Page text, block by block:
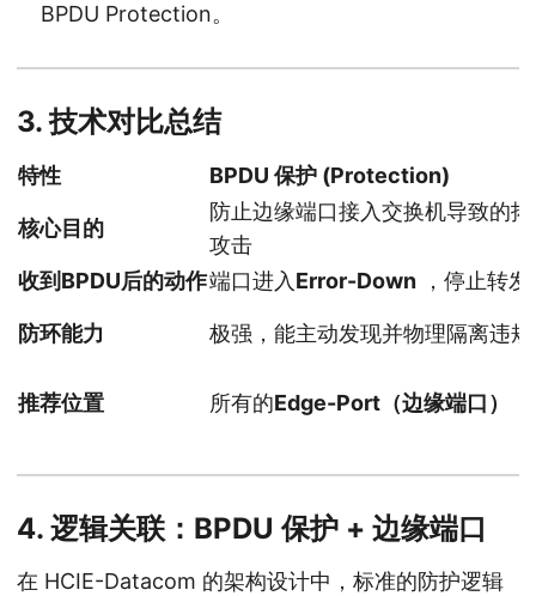
BPDU Protection。
3. 技术对比总结
特性 BPDU 保护 (Protection)
核心目的
防止边缘端口接入交换机导致的
攻击
收到BPDU后的动作端口进入Error-Down ，停止转发
防环能力 极强，能主动发现并物理隔离违
推荐位置 所有的Edge-Port（边缘端口）
4. 逻辑关联：BPDU 保护 + 边缘端口
在 HCIE-Datacom 的架构设计中，标准的防护逻辑